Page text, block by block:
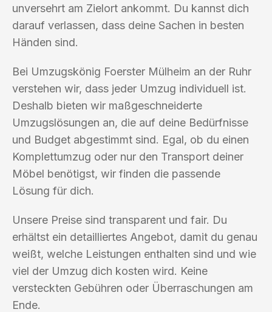
unversehrt am Zielort ankommt. Du kannst dich
darauf verlassen, dass deine Sachen in besten
Händen sind.
Bei Umzugskönig Foerster Mülheim an der Ruhr
verstehen wir, dass jeder Umzug individuell ist.
Deshalb bieten wir maßgeschneiderte
Umzugslösungen an, die auf deine Bedürfnisse
und Budget abgestimmt sind. Egal, ob du einen
Komplettumzug oder nur den Transport deiner
Möbel benötigst, wir finden die passende
Lösung für dich.
Unsere Preise sind transparent und fair. Du
erhältst ein detailliertes Angebot, damit du genau
weißt, welche Leistungen enthalten sind und wie
viel der Umzug dich kosten wird. Keine
versteckten Gebühren oder Überraschungen am
Ende.